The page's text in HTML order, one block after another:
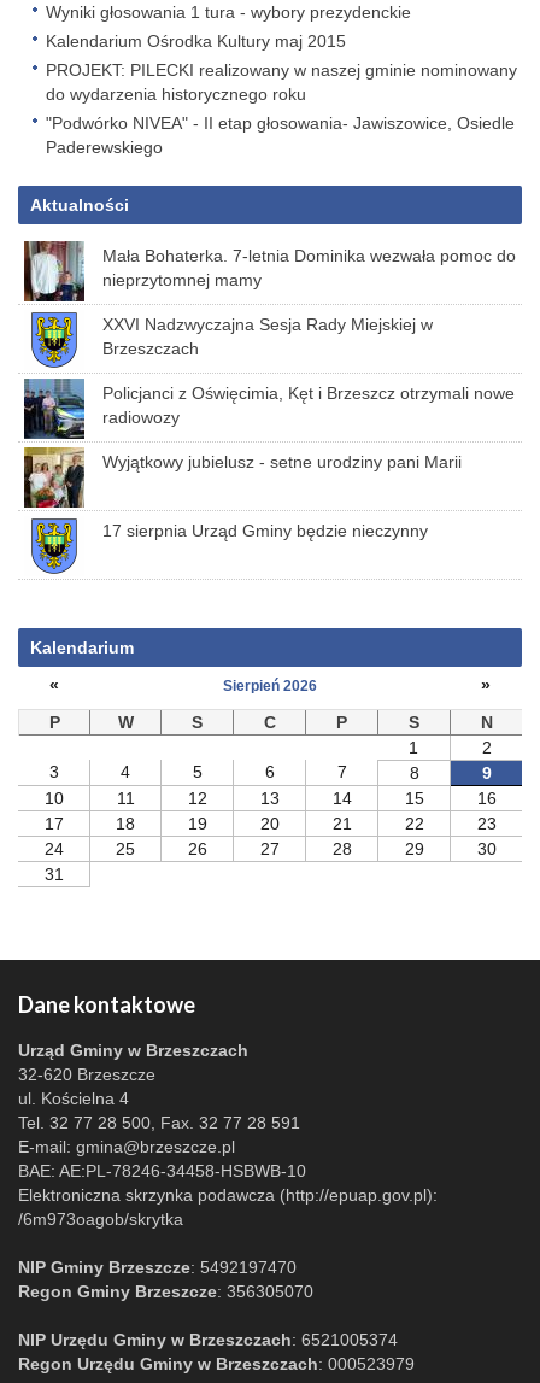
Wyniki głosowania 1 tura - wybory prezydenckie
Kalendarium Ośrodka Kultury maj 2015
PROJEKT: PILECKI realizowany w naszej gminie nominowany
do wydarzenia historycznego roku
"Podwórko NIVEA" - II etap głosowania- Jawiszowice, Osiedle
Paderewskiego
Aktualności
Mała Bohaterka. 7-letnia Dominika wezwała pomoc do
nieprzytomnej mamy
XXVI Nadzwyczajna Sesja Rady Miejskiej w
Brzeszczach
Policjanci z Oświęcimia, Kęt i Brzeszcz otrzymali nowe
radiowozy
Wyjątkowy jubielusz - setne urodziny pani Marii
17 sierpnia Urząd Gminy będzie nieczynny
Kalendarium
«
Sierpień 2026
»
P
W S C P S
N
1
2
3
4 5 6 7 8
9
10
11 12 13 14 15
16
17
18 19 20 21 22
23
24
25 26 27 28 29
30
31
Dane kontaktowe
Urząd Gminy w Brzeszczach
32-620 Brzeszcze
ul. Kościelna 4
Tel. 32 77 28 500, Fax. 32 77 28 591
E-mail: gmina@brzeszcze.pl
BAE: AE:PL-78246-34458-HSBWB-10
Elektroniczna skrzynka podawcza (http://epuap.gov.pl):
/6m973oagob/skrytka
NIP Gminy Brzeszcze: 5492197470
Regon Gminy Brzeszcze: 356305070
NIP Urzędu Gminy w Brzeszczach: 6521005374
Regon Urzędu Gminy w Brzeszczach: 000523979